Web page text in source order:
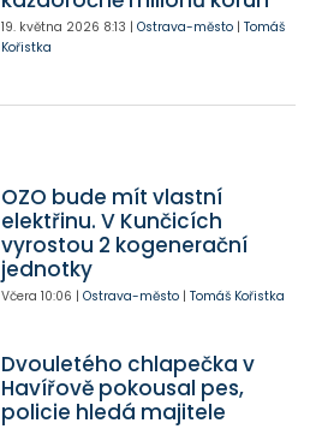
19. května 2026 8:13 | Ostrava-město| Tomáš
Kořistka
OZO bude mít vlastní
elektřinu. V Kunčicích
vyrostou 2 kogenerační
jednotky
Včera 10:06 | Ostrava-město| Tomáš Kořistka
Dvouletého chlapečka v
Havířově pokousal pes,
policie hledá majitele